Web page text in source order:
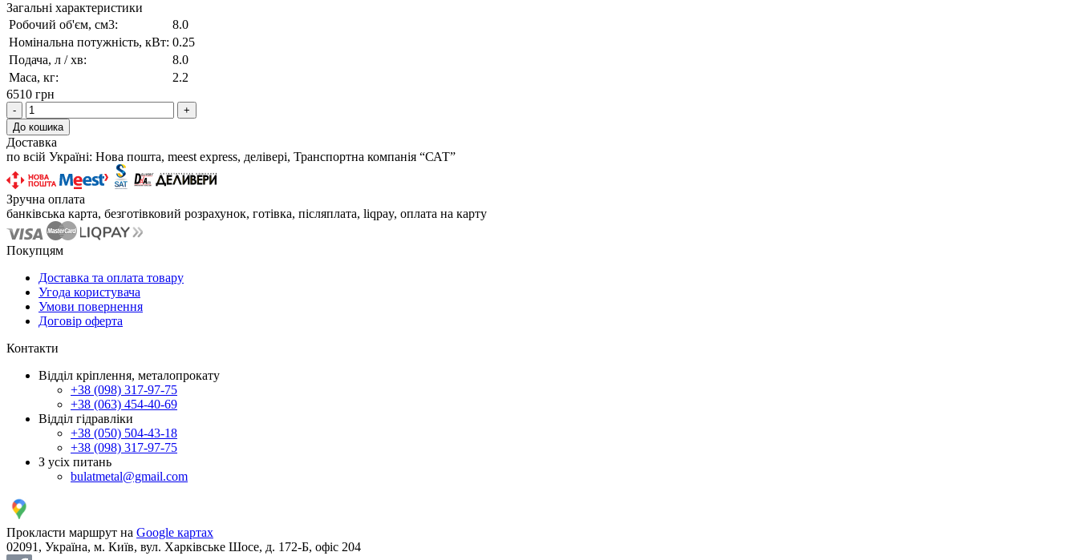
Загальні характеристики
Робочий об'єм, см3:
8.0
Номінальна потужність, кВт: 0.25
Подача, л / хв:
8.0
Маса, кг:
2.2
6510 грн
-
+
До кошика
Доставка
по всій Україні: Нова пошта, meest express, делівері, Транспортна компанія “САТ”
Зручна оплата
банківська карта, безготівковий розрахунок, готівка, післяплата, liqpay, оплата на карту
Покупцям
Доставка та оплата товару
Угода користувача
Умови повернення
Договір оферта
Контакти
Відділ кріплення, металопрокату
+38 (098) 317-97-75
+38 (063) 454-40-69
Відділ гідравліки
+38 (050) 504-43-18
+38 (098) 317-97-75
З усіх питань
bulatmetal@gmail.com
Прокласти маршрут на Google картах
02091, Україна, м. Київ, вул. Харківське Шосе, д. 172-Б, офіс 204